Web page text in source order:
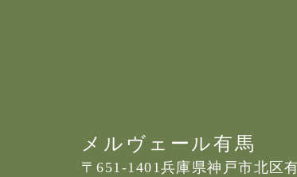
メルヴェール有馬
〒651-1401兵庫県神戸市北区